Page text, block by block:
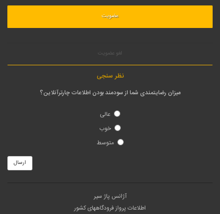
لغو عضویت
نظر سنجی
میزان رضایتمندی شما از سودمند بودن اطلاعات چارترآنلاین؟
عالی
خوب
متوسط
ارسال
آژانس پاژ سیر
اطلاعات پرواز فرودگاههای کشور